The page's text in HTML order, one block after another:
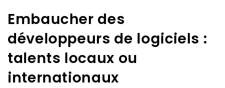
Embaucher des
développeurs de logiciels :
talents locaux ou
internationaux